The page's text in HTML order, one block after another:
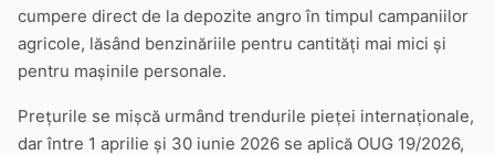
cumpere direct de la depozite angro în timpul campaniilor
agricole, lăsând benzinăriile pentru cantități mai mici și
pentru mașinile personale.
Prețurile se mișcă urmând trendurile pieței internaționale,
dar între 1 aprilie și 30 iunie 2026 se aplică OUG 19/2026,